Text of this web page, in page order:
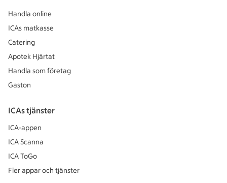
Handla online
ICAs matkasse
Catering
Apotek Hjärtat
Handla som företag
Gaston
ICAs tjänster
ICA-appen
ICA Scanna
ICA ToGo
Fler appar och tjänster